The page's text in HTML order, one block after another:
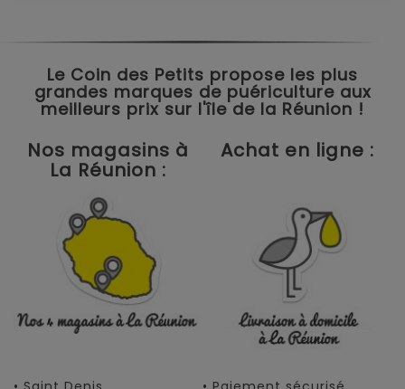
Le Coin des Petits propose les plus
grandes marques de puériculture aux
meilleurs prix sur l'île de la Réunion !
Nos magasins à
La Réunion :
Achat en ligne :